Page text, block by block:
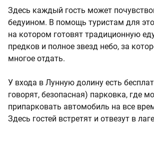
Здесь каждый гость может
бедуином. В помощь туристам для
на котором готовят традиционную
предков и полное звезд небо, за
многое отдать.
У входа в Лунную долину есть
говорят, безопасная) парковка, где
припарковать автомобиль на все
Здесь гостей встретят и отвезут в